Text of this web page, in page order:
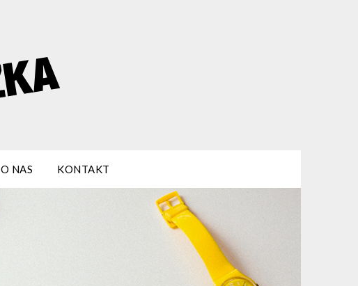
O NAS KONTAKT